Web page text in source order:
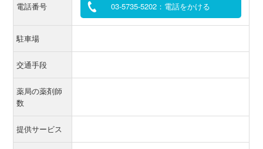
電話番号 03-5735-5202：電話をかける
駐車場
交通手段
薬局の薬剤師
数
提供サービス